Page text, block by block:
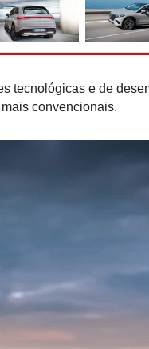
tecnológicas e de
convencionais.